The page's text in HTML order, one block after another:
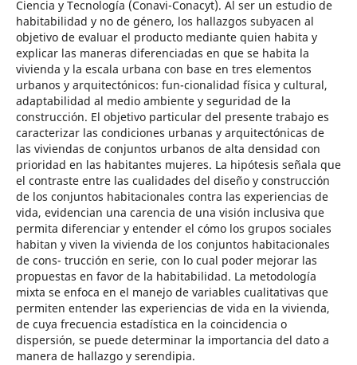
Ciencia y Tecnología (Conavi-Conacyt). Al ser un estudio de
habitabilidad y no de género, los hallazgos subyacen al
objetivo de evaluar el producto mediante quien habita y
explicar las maneras diferenciadas en que se habita la
vivienda y la escala urbana con base en tres elementos
urbanos y arquitectónicos: fun-cionalidad física y cultural,
adaptabilidad al medio ambiente y seguridad de la
construcción. El objetivo particular del presente trabajo es
caracterizar las condiciones urbanas y arquitectónicas de
las viviendas de conjuntos urbanos de alta densidad con
prioridad en las habitantes mujeres. La hipótesis señala que
el contraste entre las cualidades del diseño y construcción
de los conjuntos habitacionales contra las experiencias de
vida, evidencian una carencia de una visión inclusiva que
permita diferenciar y entender el cómo los grupos sociales
habitan y viven la vivienda de los conjuntos habitacionales
de cons- trucción en serie, con lo cual poder mejorar las
propuestas en favor de la habitabilidad. La metodología
mixta se enfoca en el manejo de variables cualitativas que
permiten entender las experiencias de vida en la vivienda,
de cuya frecuencia estadística en la coincidencia o
dispersión, se puede determinar la importancia del dato a
manera de hallazgo y serendipia.